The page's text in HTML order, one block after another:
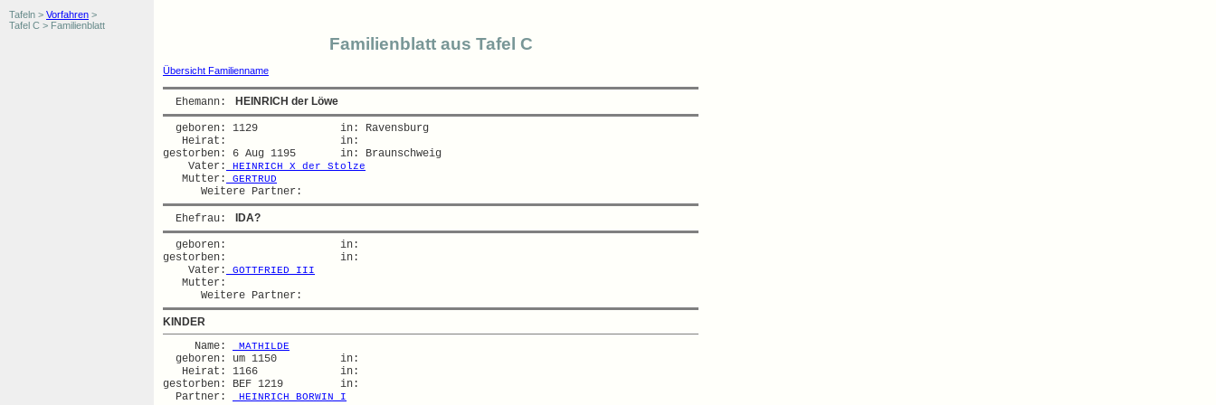
Tafeln > Vorfahren >
Tafel C > Familienblatt
Familienblatt aus Tafel C
Übersicht Familienname
  Ehemann:
HEINRICH der Löwe
  geboren: 1129             in: Ravensburg
   Heirat:                  in:
gestorben: 6 Aug 1195       in: Braunschweig
    Vater:
HEINRICH X der Stolze
   Mutter:
GERTRUD
  Ehefrau:
IDA?
  geboren:                  in:
gestorben:                  in:
    Vater:
GOTTFRIED III
   Mutter:
KINDER
     Name:
MATHILDE
  geboren: um 1150          in:
   Heirat: 1166             in:
gestorben: BEF 1219         in:
  Partner:
HEINRICH BORWIN I